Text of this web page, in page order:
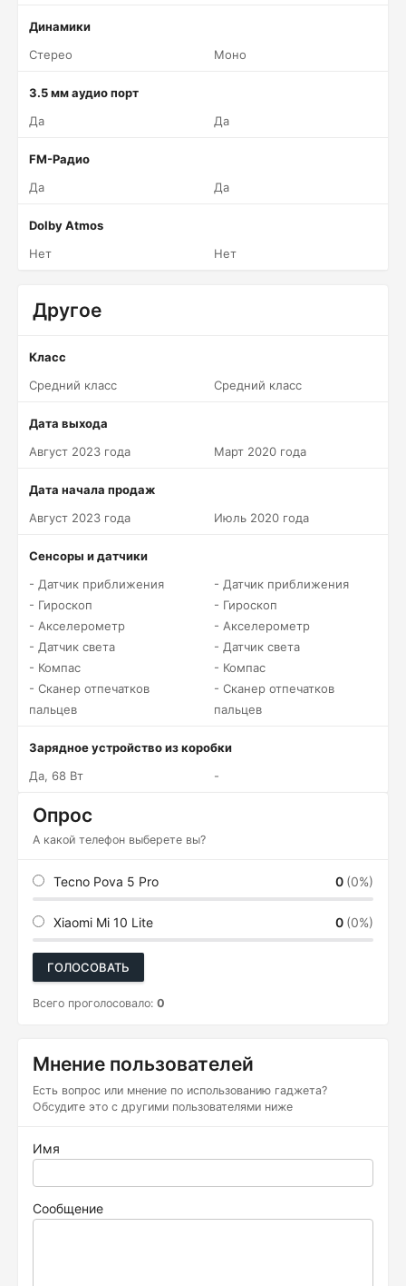
Динамики
Стерео
Моно
3.5 мм аудио порт
Да
Да
FM-Радио
Да
Да
Dolby Atmos
Нет
Нет
Другое
Класс
Средний класс
Средний класс
Дата выхода
Август 2023 года
Март 2020 года
Дата начала продаж
Август 2023 года
Июль 2020 года
Сенсоры и датчики
- Датчик приближения
- Гироскоп
- Акселерометр
- Датчик света
- Компас
- Сканер отпечатков
пальцев
- Датчик приближения
- Гироскоп
- Акселерометр
- Датчик света
- Компас
- Сканер отпечатков
пальцев
Зарядное устройство из коробки
Да, 68 Вт
-
Опрос
А какой телефон выберете вы?
Tecno Pova 5 Pro 0 (0%)
Xiaomi Mi 10 Lite 0 (0%)
ГОЛОСОВАТЬ
Всего проголосовало: 0
Мнение пользователей
Есть вопрос или мнение по использованию гаджета?
Обсудите это с другими пользователями ниже
Имя
Сообщение